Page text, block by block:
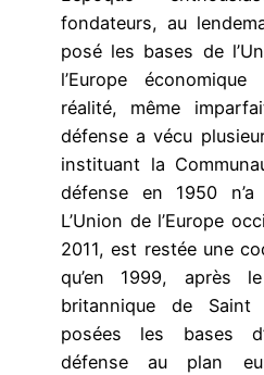
fondateurs, au
posé les bases de
l’Europe
réalité, même
défense a vécu
instituant la
défense en 1950
L’Union de l’Europe
2011, est restée une
qu’en 1999, après
britannique de
posées les bases
défense au plan